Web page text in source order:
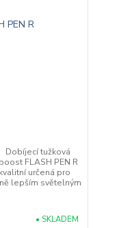
Dobíjecí tužková
FLASH PEN R
určená pro
lepším světelným
• SKLADEM